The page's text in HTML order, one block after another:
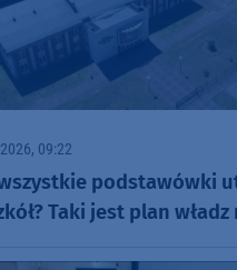
09:22
podstawówki
Taki jest plan